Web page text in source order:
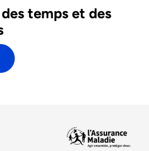
temps et des